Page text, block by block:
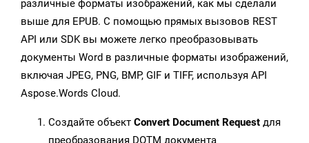
различные форматы изображений, как мы сделали
выше для EPUB. С помощью прямых вызовов REST
API или SDK вы можете легко преобразовывать
документы Word в различные форматы изображений,
включая JPEG, PNG, BMP, GIF и TIFF, используя API
Aspose.Words Cloud.
Создайте объект Convert Document Request для
преобразования DOTM документа